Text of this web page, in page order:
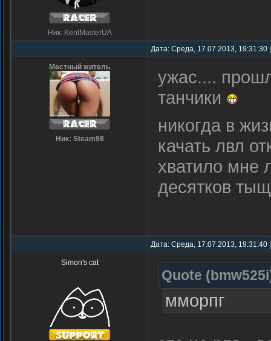
Ник: KentMasterUA
Дата: Среда, 17.07.2013,
Местный житель
Ник: Steam98
ужас....
танчики
никогда в
качать лвл
хватило мне
десятков
Дата: Среда, 17.07.2013,
Simon's cat
Quote (bmw525i
мморпг